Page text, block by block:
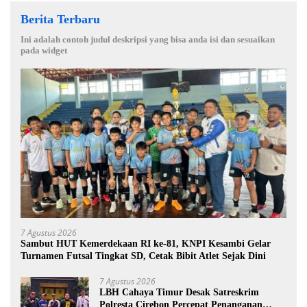
Berita Terbaru
Ini adalah contoh judul deskripsi yang bisa anda isi dan sesuaikan
pada widget
7 Agustus 2026
Sambut HUT Kemerdekaan RI ke-81, KNPI Kesambi Gelar
Turnamen Futsal Tingkat SD, Cetak Bibit Atlet Sejak Dini
7 Agustus 2026
LBH Cahaya Timur Desak Satreskrim
Polresta Cirebon Percepat Penanganan